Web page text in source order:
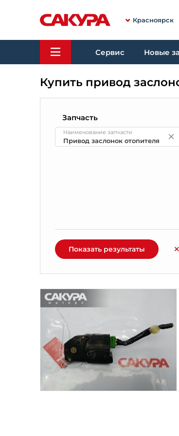
Красноярск
Сервис Новые
Купить привод
Запчасть
Наименование запчасти
Показать результаты